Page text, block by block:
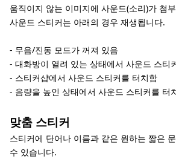
움직이지 않는 이미지에 사운드(소리)가 첨
사운드 스티커는 아래의 경우 재생됩니다.
- 무음/진동 모드가 꺼져 있음
- 대화방이 열려 있는 상태에서 사운드 스티
- 스티커샵에서 사운드 스티커를 터치함
- 음량을 높인 상태에서 사운드 스티커를 터
맞춤 스티커
스티커에 단어나 이름과 같은 원하는 짧은
수 있습니다.